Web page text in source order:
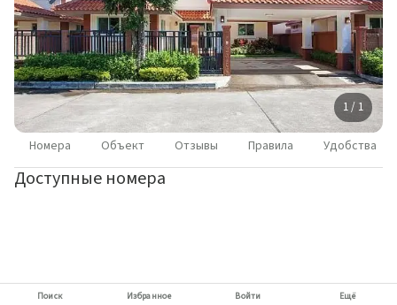
1 / 1
Номера Объект Отзывы Правила Удобства
Доступные номера
Поиск Избранное Войти Ещё